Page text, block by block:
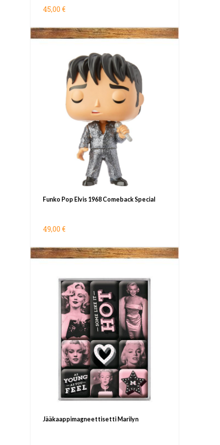
45,00 €
Funko Pop Elvis 1968 Comeback Special
49,00 €
Jääkaappimagneettisetti Marilyn